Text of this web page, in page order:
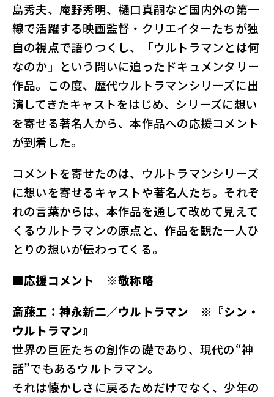
島秀夫、庵野秀明、樋口真嗣など国内外の第一
線で活躍する映画監督・クリエイターたちが独
自の視点で語りつくし、「ウルトラマンとは何
なのか」という問いに迫ったドキュメンタリー
作品。この度、歴代ウルトラマンシリーズに出
演してきたキャストをはじめ、シリーズに想い
を寄せる著名人から、本作品への応援コメント
が到着した。
コメントを寄せたのは、ウルトラマンシリーズ
に想いを寄せるキャストや著名人たち。それぞ
れの言葉からは、本作品を通して改めて見えて
くるウルトラマンの原点と、作品を観た一人ひ
とりの想いが伝わってくる。
■応援コメント ※敬称略
斎藤工：神永新二／ウルトラマン ※『シン・
ウルトラマン』
世界の巨匠たちの創作の礎であり、現代の“神
話”でもあるウルトラマン。
それは懐かしさに戻るためだけでなく、少年の